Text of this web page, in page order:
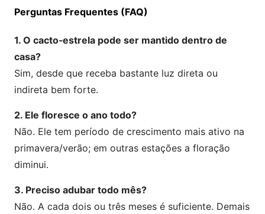
Perguntas Frequentes (FAQ)
1. O cacto‑estrela pode ser mantido dentro de
casa?
Sim, desde que receba bastante luz direta ou
indireta bem forte.
2. Ele floresce o ano todo?
Não. Ele tem período de crescimento mais ativo na
primavera/verão; em outras estações a floração
diminui.
3. Preciso adubar todo mês?
Não. A cada dois ou três meses é suficiente. Demais